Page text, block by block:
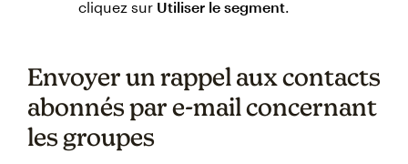
cliquez sur Utiliser le segment.
Envoyer un rappel aux contacts
abonnés par e-mail concernant
les groupes